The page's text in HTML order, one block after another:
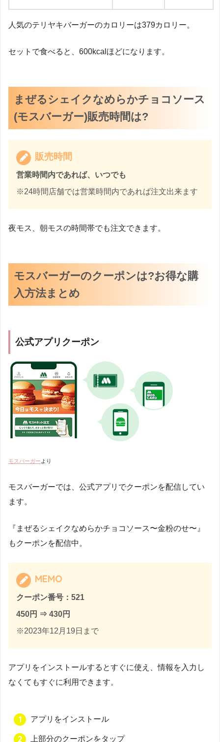
人気のテリヤキバーガーのカロリーは379カロリー。
セットで食べると、600kcalほどになります。
まぜるシェイクなめらかチョコソース
(モスバーガー)販売時間は?
販売時間
営業時間内であれば、いつでも
※24時間店舗では営業時間内であれば注文出来ます
夜モス、朝モスの時間帯でも注文できます。
モスバーガーのクーポンは?お得な購
入方法まとめ
公式アプリクーポン
モスバーガー より
モスバーガーでは、公式アプリでクーポンを配信してい
ます。
『まぜるシェイクなめらかチョコソース〜金粉のせ〜』
もクーポンを配信中。
MEMO
クーポン番号：521
450円 ⇒ 430円
※2023年12月19日まで
アプリをインストールするとすぐに使え、情報を入力し
なくてもすぐに利用できます。
アプリをインストール
上部分のクーポンをタップ